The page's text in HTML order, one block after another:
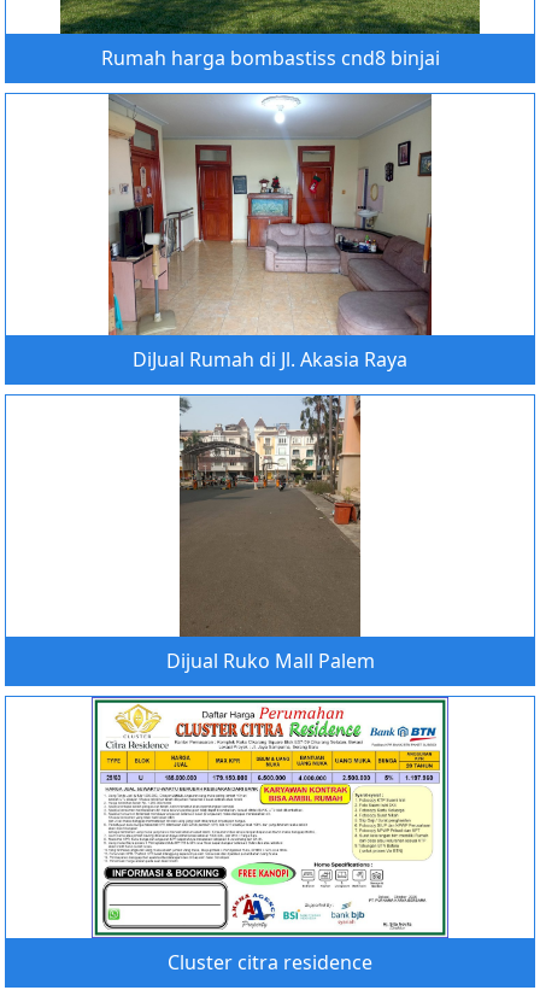
Rumah harga bombastiss cnd8 binjai
DiJual Rumah di Jl. Akasia Raya
Dijual Ruko Mall Palem
Cluster citra residence